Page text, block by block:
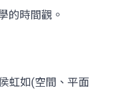
的時間觀。
虹如(空間、平面